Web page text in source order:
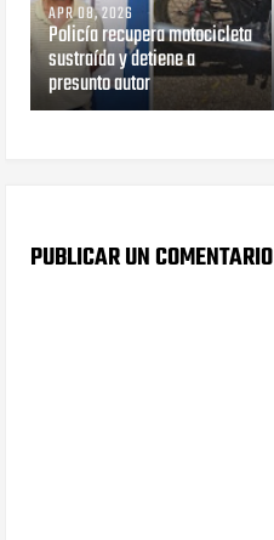
APR 08, 2026
Policía recupera motocicleta
sustraída y detiene a
presunto autor
PUBLICAR UN COMENTARIO